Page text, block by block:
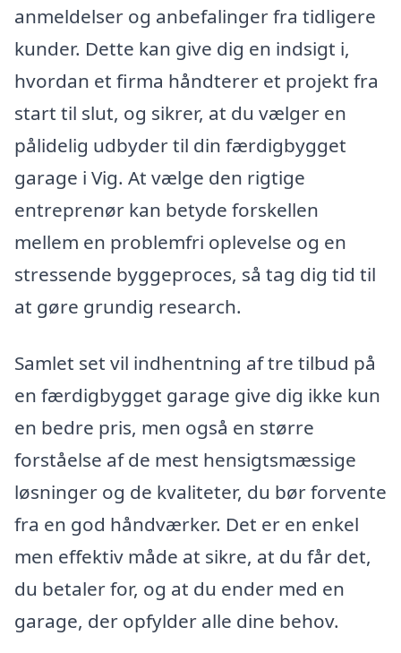
anmeldelser og anbefalinger fra tidligere
kunder. Dette kan give dig en indsigt i,
hvordan et firma håndterer et projekt fra
start til slut, og sikrer, at du vælger en
pålidelig udbyder til din færdigbygget
garage i Vig. At vælge den rigtige
entreprenør kan betyde forskellen
mellem en problemfri oplevelse og en
stressende byggeproces, så tag dig tid til
at gøre grundig research.
Samlet set vil indhentning af tre tilbud på
en færdigbygget garage give dig ikke kun
en bedre pris, men også en større
forståelse af de mest hensigtsmæssige
løsninger og de kvaliteter, du bør forvente
fra en god håndværker. Det er en enkel
men effektiv måde at sikre, at du får det,
du betaler for, og at du ender med en
garage, der opfylder alle dine behov.